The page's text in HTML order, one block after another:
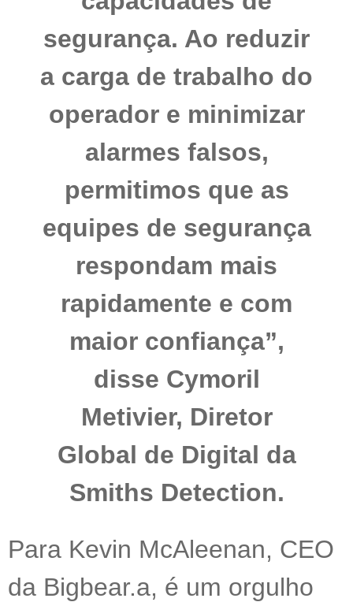
segurança. Ao reduzir
a carga de trabalho do
operador e minimizar
alarmes falsos,
permitimos que as
equipes de segurança
respondam mais
rapidamente e com
maior confiança”,
disse Cymoril
Metivier, Diretor
Global de Digital da
Smiths Detection.
Para Kevin McAleenan, CEO
da Bigbear.a, é um orgulho